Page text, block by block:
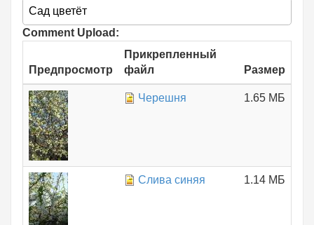
Сад цветёт
Comment Upload:
Предпросмотр
Прикрепленный
файл
Размер
Черешня 1.65 МБ
Слива синяя 1.14 МБ